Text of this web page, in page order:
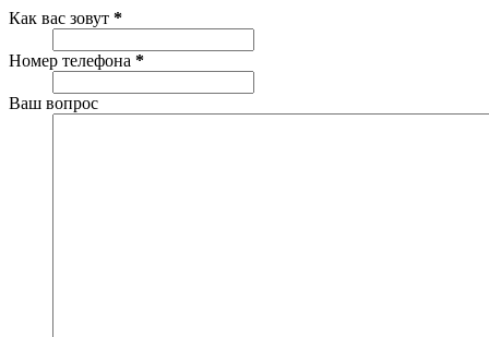
Как вас зовут *
Номер телефона *
Ваш вопрос